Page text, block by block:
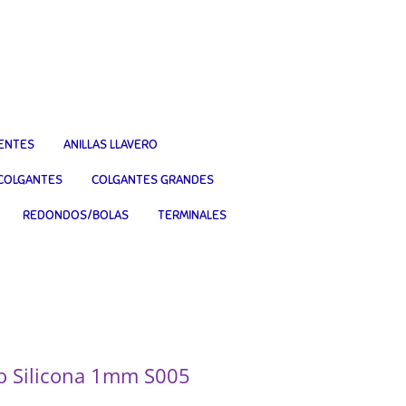
ANILLAS LLAVERO
COLGANTES GRANDES
REDONDOS/BOLAS TERMINALES
Silicona 1mm S005